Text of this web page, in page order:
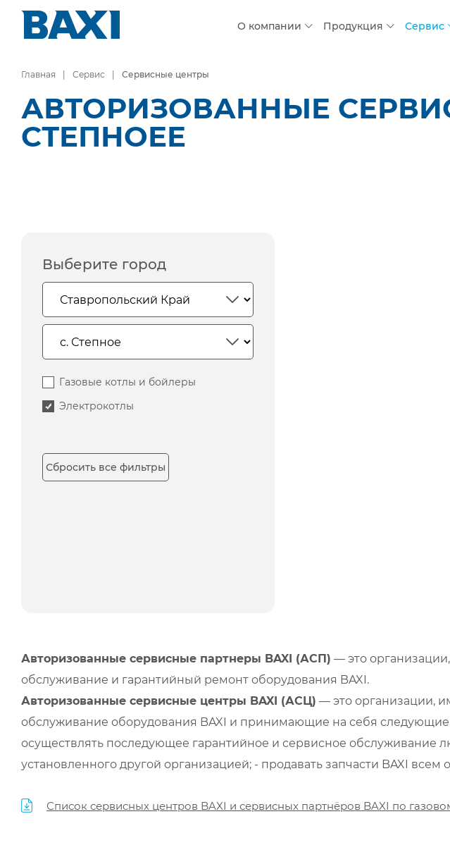
О компании Продукция Сервис
Главная Сервис Сервисные центры
АВТОРИЗОВАННЫЕ
СТЕПНОЕЕ
Выберите город
Газовые котлы и бойлеры
Электрокотлы
Сбросить все фильтры
Авторизованные сервисные партнеры BAXI (АСП) — это
обслуживание и гарантийный ремонт оборудования BAXI.
Авторизованные сервисные центры BAXI (АСЦ) — это организации,
обслуживание оборудования BAXI и принимающие на себя
осуществлять последующее гарантийное и сервисное обслуживание
установленного другой организацией; - продавать запчасти BAXI
Список сервисных центров BAXI и сервисных партнёров BAXI по